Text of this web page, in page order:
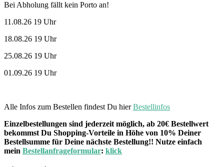
Bei Abholung fällt kein Porto an!
11.08.26 19 Uhr
18.08.26 19 Uhr
25.08.26 19 Uhr
01.09.26 19 Uhr
Alle Infos zum Bestellen findest Du hierBestellinfos
Einzelbestellungen sind jederzeit möglich, ab 20€ Bestellwert
bekommst Du Shopping-Vorteile in Höhe von 10% Deiner
Bestellsumme für Deine nächste Bestellung!! Nutze einfach
mein Bestellanfrageformular: klick